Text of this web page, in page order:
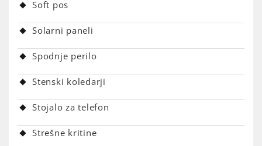
Soft pos
Solarni paneli
Spodnje perilo
Stenski koledarji
Stojalo za telefon
Strešne kritine